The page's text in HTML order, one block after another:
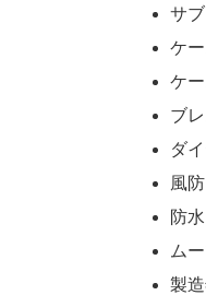
サ
ケ
ケ
ブ
ダ
風
防
ム
製